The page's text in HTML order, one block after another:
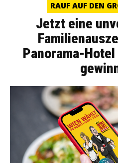
RAUF AUF DEN
Jetzt eine
Panorama-Hotel